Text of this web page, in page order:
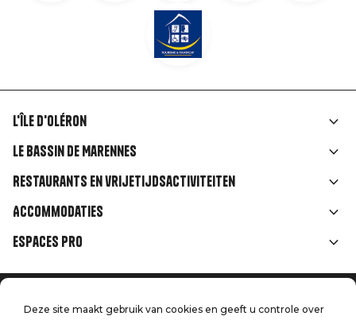
Liens
rubriques
L'île d'Oléron
Le Bassin de Marennes
Restaurants en vrijetijdsactiviteiten
Accommodaties
Espaces Pro
Menu
Home
Juridische informatie
Deze site maakt gebruik van cookies en geeft u controle over